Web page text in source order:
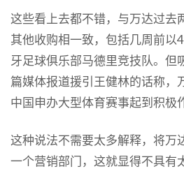
这些看上去都不错，与万达过去
其他收购相一致，包括几周前以
牙足球俱乐部马德里竞技队。但
篇媒体报道援引王健林的话称，
中国申办大型体育赛事起到积极
这种说法不需要太多解释，将万
一个营销部门，这就显得不具有